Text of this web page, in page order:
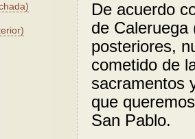
De acuerdo
de Caleruega
posteriores,
cometido de
sacramentos
que
San Pablo.